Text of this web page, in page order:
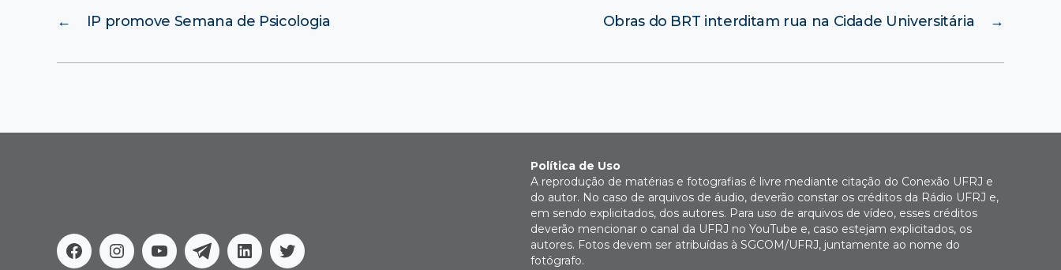
← IP promove Semana de Psicologia →
Obras do BRT interditam rua na Cidade Universitária
FacebookInstagram
YoutubeTelegramLinkedinTwitter
Política de Uso
A reprodução de matérias e fotografias é livre mediante citação do Conexão UFRJ e
do autor. No caso de arquivos de áudio, deverão constar os créditos da Rádio UFRJ e,
em sendo explicitados, dos autores. Para uso de arquivos de vídeo, esses créditos
deverão mencionar o canal da UFRJ no YouTube e, caso estejam explicitados, os
autores. Fotos devem ser atribuídas à SGCOM/UFRJ, juntamente ao nome do
fotógrafo.